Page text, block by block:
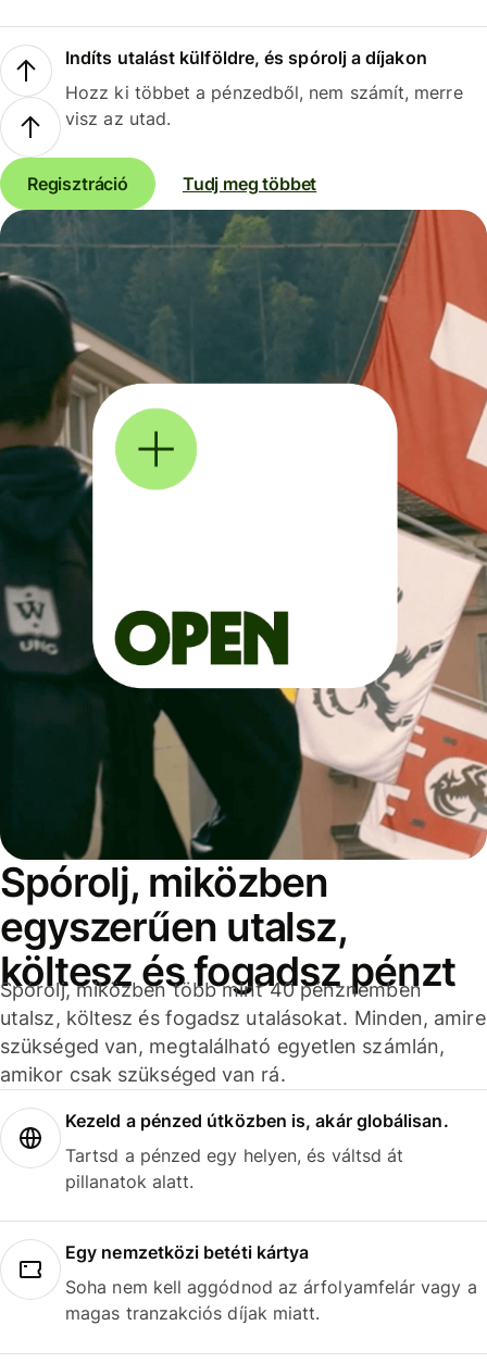
Indíts utalást külföldre, és spórolj a díjakon
Hozz ki többet a pénzedből, nem számít, merre
visz az utad.
Regisztráció Tudj meg többet
Spórolj, miközben
egyszerűen utalsz,
költesz és fogadsz pénzt
Spórolj, miközben több mint 40 pénznemben
utalsz, költesz és fogadsz utalásokat. Minden, amire
szükséged van, megtalálható egyetlen számlán,
amikor csak szükséged van rá.
Kezeld a pénzed útközben is, akár globálisan.
Tartsd a pénzed egy helyen, és váltsd át
pillanatok alatt.
Egy nemzetközi betéti kártya
Soha nem kell aggódnod az árfolyamfelár vagy a
magas tranzakciós díjak miatt.